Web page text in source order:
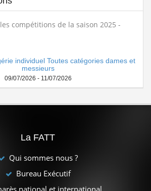
compétitions de la saison 2025 -
individuel Toutes catégories dames et
messieurs
09/07/2026 - 11/07/2026
La FATT
Qui sommes nous ?
Bureau Exécutif
national et international